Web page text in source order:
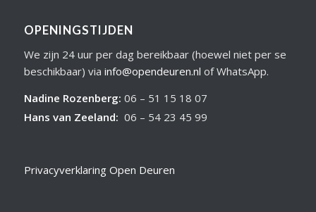
OPENINGSTIJDEN
We zijn 24 uur per dag bereikbaar (hoewel niet per se
beschikbaar) via info@opendeuren.nl of WhatsApp.
Nadine Rozenberg: 06 – 51 15 18 07
Hans van Zeeland: 06 – 54 23 45 99
Privacyverklaring Open Deuren